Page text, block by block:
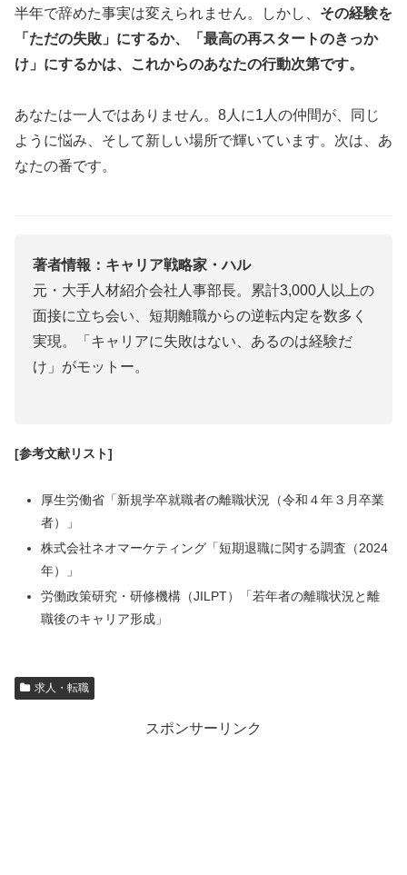
半年で辞めた事実は変えられません。しかし、 その経験を
「ただの失敗」にするか、「最高の再スタートのきっか
け」にするかは、これからのあなたの行動次第です。
あなたは一人ではありません。8人に1人の仲間が、同じ
ように悩み、そして新しい場所で輝いています。次は、あ
なたの番です。
著者情報：キャリア戦略家・ハル
元・大手人材紹介会社人事部長。累計3,000人以上の
面接に立ち会い、短期離職からの逆転内定を数多く
実現。「キャリアに失敗はない、あるのは経験だ
け」がモットー。
[参考文献リスト]
厚生労働省「新規学卒就職者の離職状況（令和４年３月卒業
者）」
株式会社ネオマーケティング「短期退職に関する調査（2024
年）」
労働政策研究・研修機構（JILPT）「若年者の離職状況と離
職後のキャリア形成」
求人・転職
スポンサーリンク